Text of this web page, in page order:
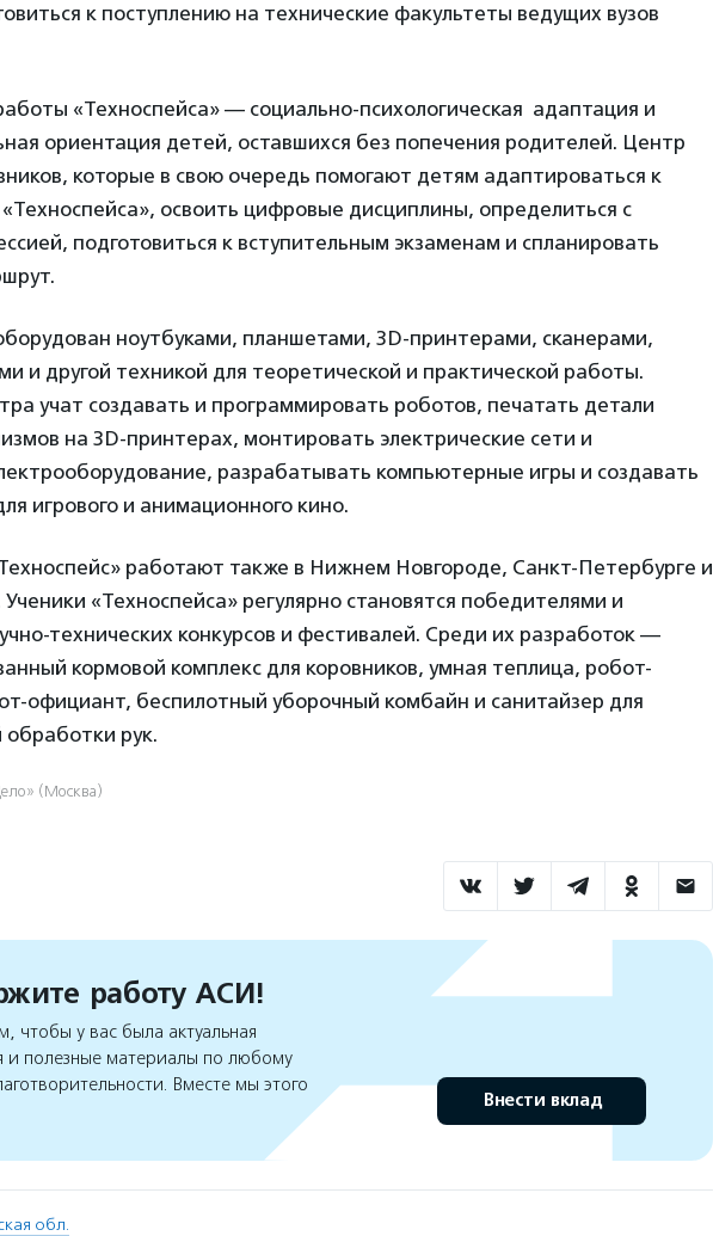
к поступлению на технические факультеты ведущих вузов
«Техноспейса» — социально-психологическая адаптация и
ориентация детей, оставшихся без попечения родителей. Центр
которые в свою очередь помогают детям адаптироваться к
освоить цифровые дисциплины, определиться с
подготовиться к вступительным экзаменам и спланировать
ноутбуками, планшетами, 3D-принтерами, сканерами,
и другой техникой для теоретической и практической работы.
учат создавать и программировать роботов, печатать детали
на 3D-принтерах, монтировать электрические сети и
разрабатывать компьютерные игры и создавать
игрового и анимационного кино.
работают также в Нижнем Новгороде, Санкт-Петербурге и
«Техноспейса» регулярно становятся победителями и
технических конкурсов и фестивалей. Среди их разработок —
кормовой комплекс для коровников, умная теплица, робот-
официант, беспилотный уборочный комбайн и санитайзер для
обработки рук.
(Москва)
работу АСИ!
чтобы у вас была актуальная
полезные материалы по любому
Вместе мы этого
Внести вклад
обл.